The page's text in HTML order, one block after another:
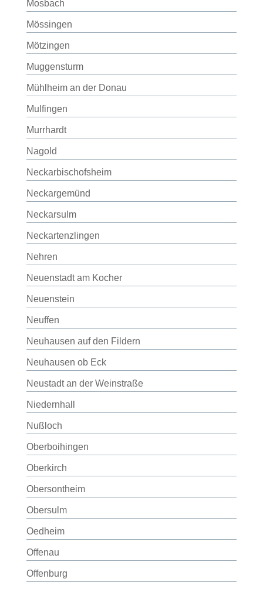
Mosbach
Mössingen
Mötzingen
Muggensturm
Mühlheim an der Donau
Mulfingen
Murrhardt
Nagold
Neckarbischofsheim
Neckargemünd
Neckarsulm
Neckartenzlingen
Nehren
Neuenstadt am Kocher
Neuenstein
Neuffen
Neuhausen auf den Fildern
Neuhausen ob Eck
Neustadt an der Weinstraße
Niedernhall
Nußloch
Oberboihingen
Oberkirch
Obersontheim
Obersulm
Oedheim
Offenau
Offenburg